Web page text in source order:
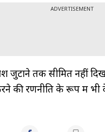
ADVERTISEMENT
जुटाने तक सीमित नहीं
की रणनीति के रूप में भी